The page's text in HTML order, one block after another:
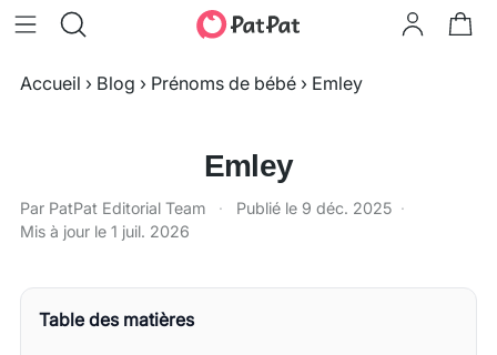
Accueil › Blog › Prénoms de bébé › Emley
Emley
Par PatPat Editorial Team · Publié le 9 déc. 2025 ·
Mis à jour le 1 juil. 2026
Table des matières